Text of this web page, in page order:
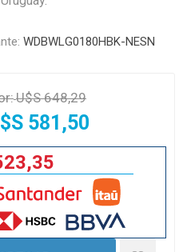
WDBWLG0180HBK-NESN
U$S 648,29
581,50